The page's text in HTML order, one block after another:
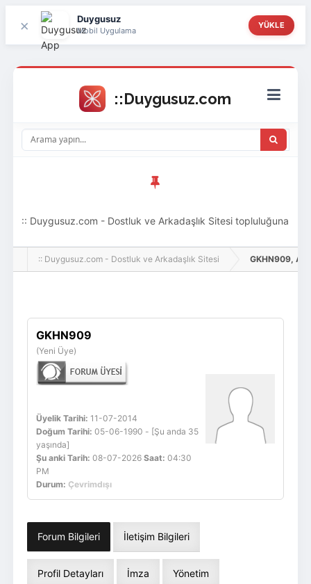
× Duygusuz
Mobil Uygulama
YÜKLE
:: Duygusuz.com - Dostluk ve Arkadaşlık Sitesi topluluğuna
hoş geldin ziyaretçi! Aramıza katılmak istersen kayıt
:: Duygusuz.com - Dostluk ve Arkadaşlık Sitesi GKHN909,
GKHN909
(Yeni Üye)
Üyelik Tarihi: 11-07-2014
Doğum Tarihi: 05-06-1990 - [Şu anda 35
yaşında]
Şu anki Tarih: 08-07-2026 Saat: 04:30
PM
Durum: Çevrimdışı
Forum Bilgileri İletişim Bilgileri
Profil Detayları İmza Yönetim